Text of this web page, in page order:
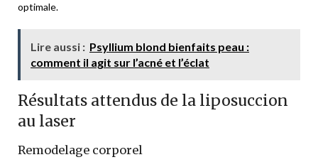
optimale.
Lire aussi : Psyllium blond bienfaits peau :
comment il agit sur l’acné et l’éclat
Résultats attendus de la liposuccion
au laser
Remodelage corporel